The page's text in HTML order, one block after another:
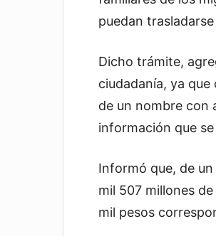
puedan
Dicho trámite,
ciudadanía, ya
de un nombre con
información que
Informó que, de
mil 507 millones
mil pesos